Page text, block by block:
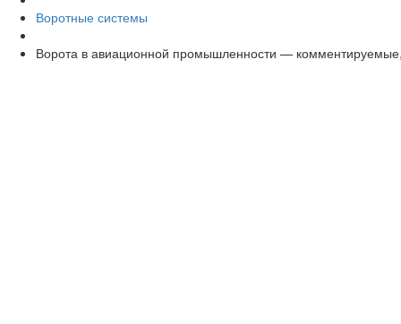
Воротные системы
Ворота в авиационной промышленности —